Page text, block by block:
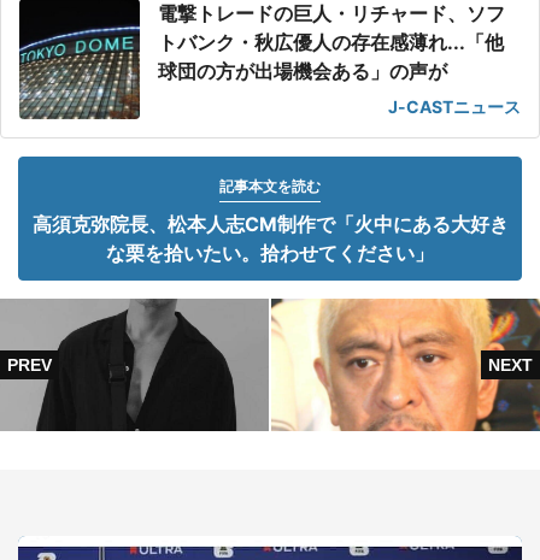
電撃トレードの巨人・リチャード、ソフ
トバンク・秋広優人の存在感薄れ...「他
球団の方が出場機会ある」の声が
J-CASTニュース
記事本文を読む
高須克弥院長、松本人志CM制作で「火中にある大好き
な栗を拾いたい。拾わせてください」